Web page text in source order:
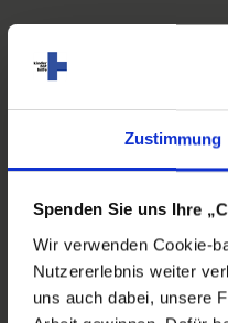
Zustimmung
Spenden Sie uns Ihre
Wir verwenden Cookie-
Nutzererlebnis weiter
uns auch dabei, unsere